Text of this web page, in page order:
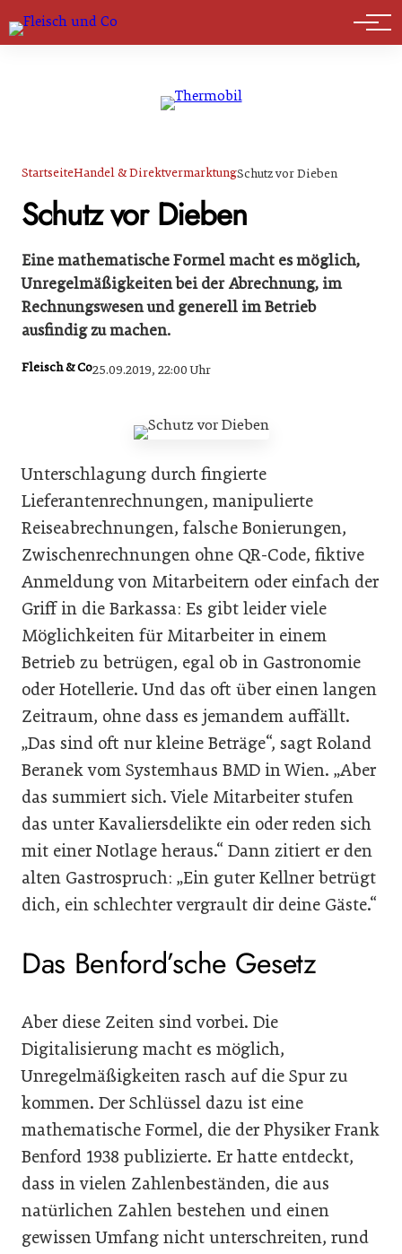
Marktführer
StartseiteHandel & DirektvermarktungSchutz vor Dieben
Schutz vor Dieben
Eine mathematische Formel macht es möglich,
Unregelmäßigkeiten bei der Abrechnung, im
Rechnungswesen und generell im Betrieb
ausfindig zu machen.
Fleisch & Co25.09.2019, 22:00 Uhr
Unterschlagung durch fingierte
Lieferantenrechnungen, manipulierte
Reiseabrechnungen, falsche Bonierungen,
Zwischenrechnungen ohne QR-Code, fiktive
Anmeldung von Mitarbeitern oder einfach der
Griff in die Barkassa: Es gibt leider viele
Möglichkeiten für Mitarbeiter in einem
Betrieb zu betrügen, egal ob in Gastronomie
oder Hotellerie. Und das oft über einen langen
Zeitraum, ohne dass es jemandem auffällt.
„Das sind oft nur kleine Beträge“, sagt Roland
Beranek vom Systemhaus BMD in Wien. „Aber
das summiert sich. Viele Mitarbeiter stufen
das unter Kavaliersdelikte ein oder reden sich
mit einer Notlage heraus.“ Dann zitiert er den
alten Gastrospruch: „Ein guter Kellner betrügt
dich, ein schlechter vergrault dir deine Gäste.“
Das Benford’sche Gesetz
Aber diese Zeiten sind vorbei. Die
Digitalisierung macht es möglich,
Unregelmäßigkeiten rasch auf die Spur zu
kommen. Der Schlüssel dazu ist eine
mathematische Formel, die der Physiker Frank
Benford 1938 publizierte. Er hatte entdeckt,
dass in vielen Zahlenbeständen, die aus
natürlichen Zahlen bestehen und einen
gewissen Umfang nicht unterschreiten, rund